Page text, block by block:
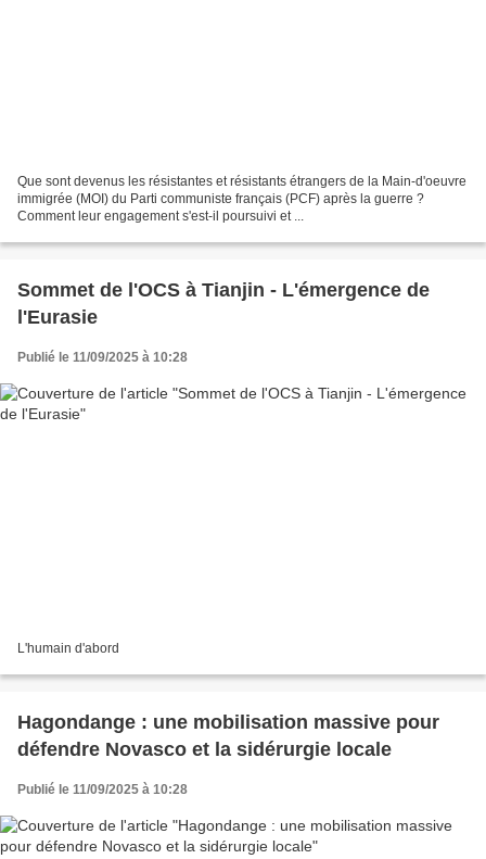
Que sont devenus les résistantes et résistants étrangers de la Main-d'oeuvre
immigrée (MOI) du Parti communiste français (PCF) après la guerre ?
Comment leur engagement s'est-il poursuivi et ...
Sommet de l'OCS à Tianjin - L'émergence de
l'Eurasie
Publié le 11/09/2025 à 10:28
L'humain d'abord
Hagondange : une mobilisation massive pour
défendre Novasco et la sidérurgie locale
Publié le 11/09/2025 à 10:28